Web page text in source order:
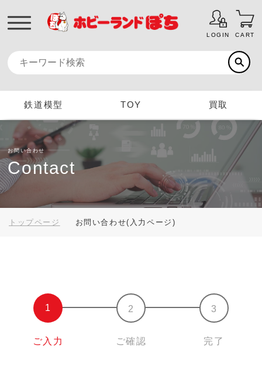
LOGIN CART
鉄道模型 TOY 買取
お問い合わせ
Contact
トップページ お問い合わせ(入力ページ)
ご入力 ご確認 完了